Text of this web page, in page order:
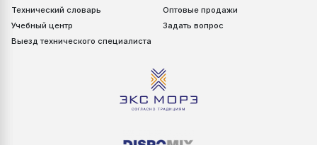
Технический словарь
Учебный центр
Выезд технического специалиста
Оптовые продажи
Задать вопрос